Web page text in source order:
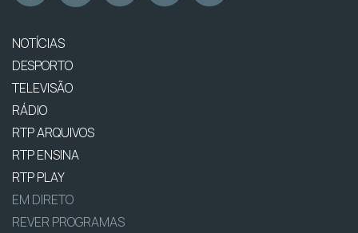
NOTÍCIAS
DESPORTO
TELEVISÃO
RÁDIO
RTP ARQUIVOS
RTP ENSINA
RTP PLAY
EM DIRETO
REVER PROGRAMAS